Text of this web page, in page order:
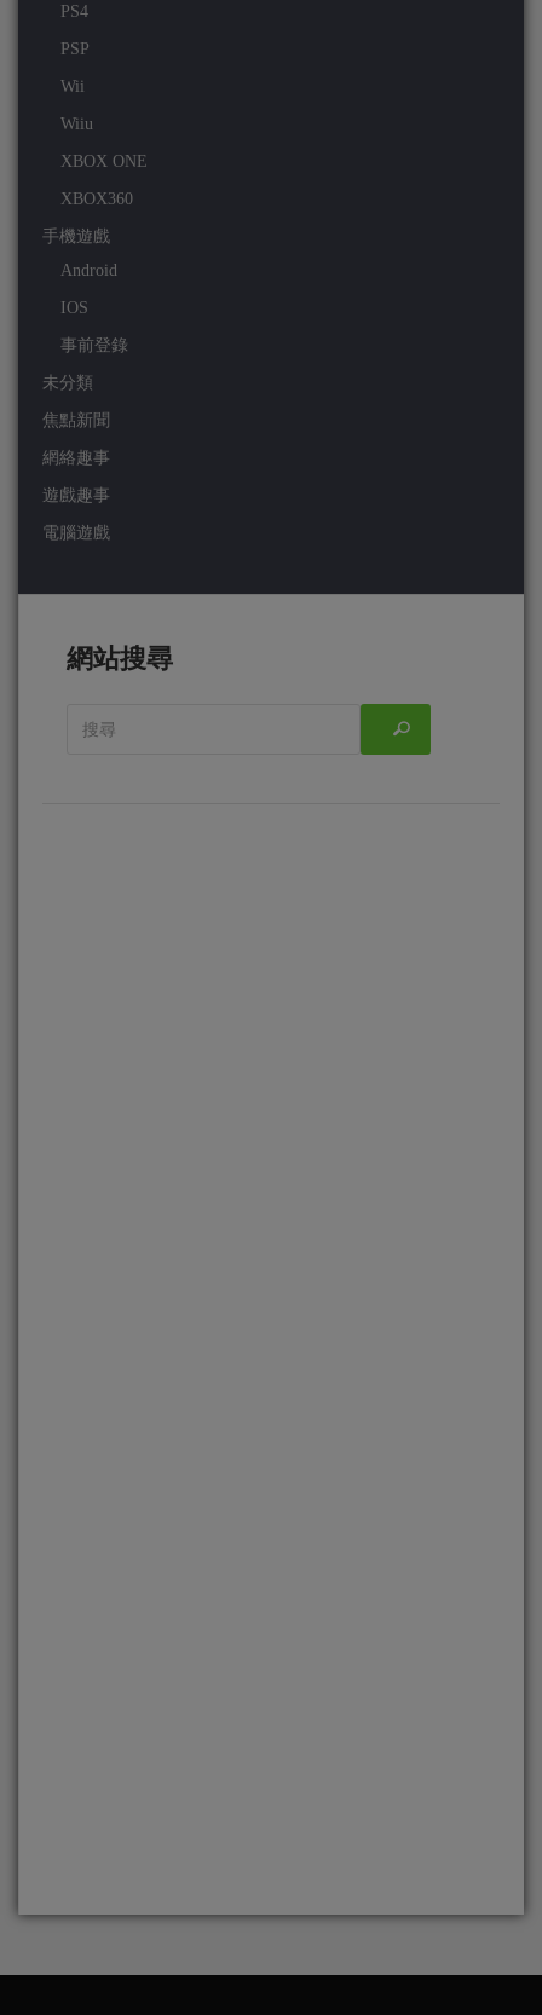
PS4
PSP
Wii
Wiiu
XBOX ONE
XBOX360
手機遊戲
Android
IOS
事前登錄
未分類
焦點新聞
網絡趣事
遊戲趣事
電腦遊戲
網站搜尋